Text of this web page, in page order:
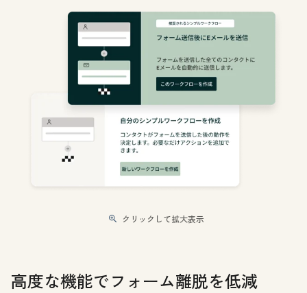
クリックして拡大表示
高度な機能でフォーム離脱を低減